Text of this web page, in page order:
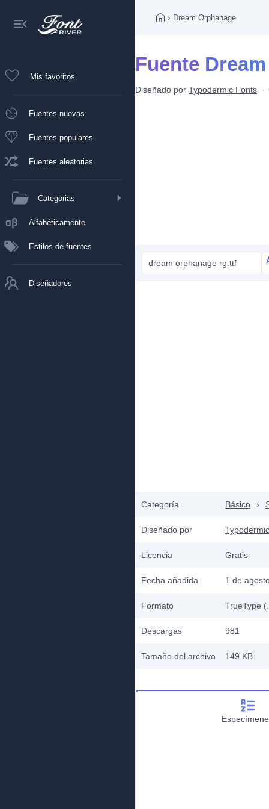
Mis favoritos
Fuentes nuevas
Fuentes populares
Fuentes aleatorias
Categorias
Alfabéticamente
Estilos de fuentes
Diseñadores
› Dream Orphanage
Fuente
Diseñado por Typodermic Fonts
dream orphanage rg.ttf
Categoría Básico ›
Diseñado por
Licencia Gratis
Fecha añadida 1 de
Formato TrueType
Descargas 981
Tamaño del archivo 149 KB